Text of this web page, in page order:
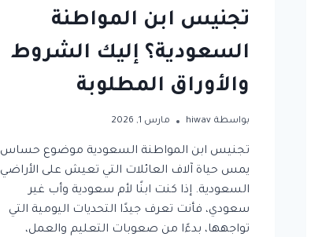
تجنيس ابن المواطنة
السعودية؟ إليك الشروط
والأوراق المطلوبة
بواسطة hiwav مارس 1, 2026
تجنيس ابن المواطنة السعودية موضوع حساس
يمس حياة آلاف العائلات التي تعيش على الأراضي
السعودية. إذا كنت ابنًا لأم سعودية وأب غير
سعودي، فأنت تعرف جيدًا التحديات اليومية التي
تواجهها، بدءًا من صعوبات التعليم والعمل،